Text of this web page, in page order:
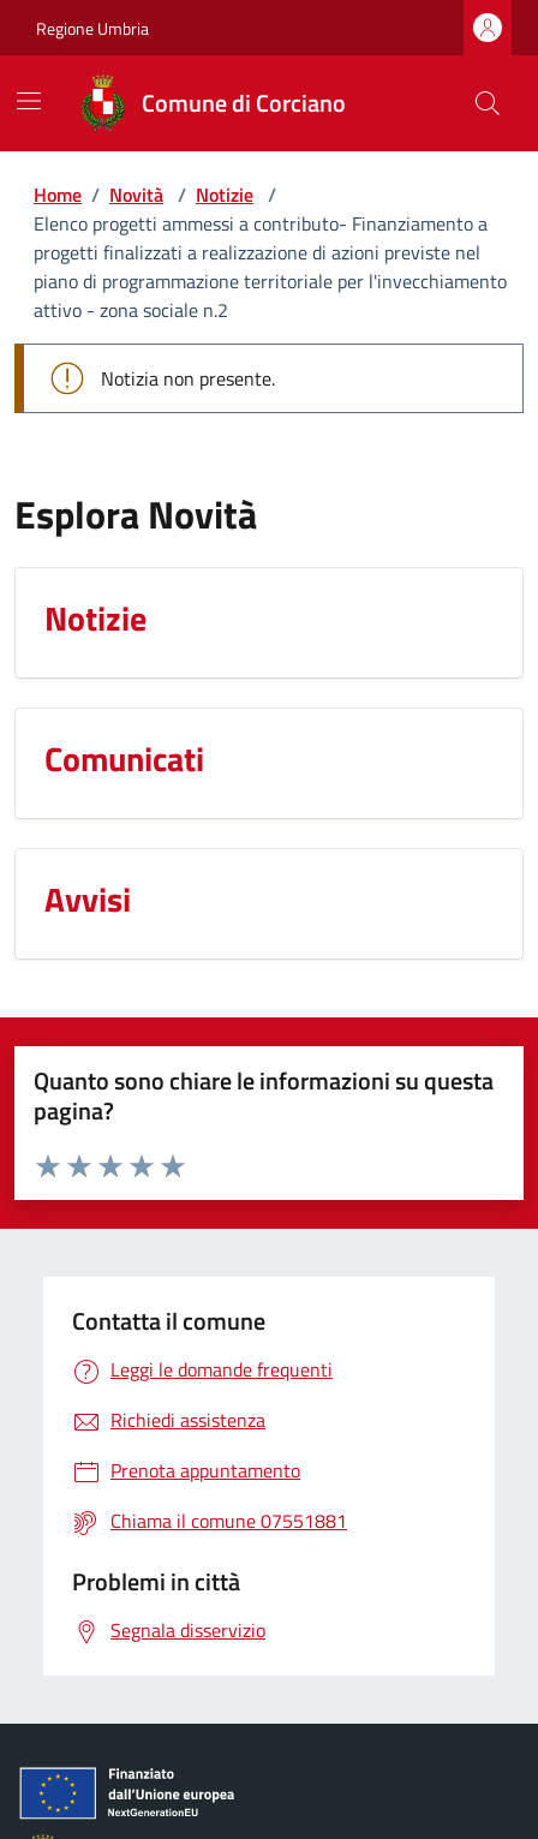
Regione Umbria
Comune di Corciano
Home / Novità / Notizie /
Elenco progetti ammessi a contributo- Finanziamento a
progetti finalizzati a realizzazione di azioni previste nel
piano di programmazione territoriale per l'invecchiamento
attivo - zona sociale n.2
Notizia non presente.
Esplora Novità
Notizie
Comunicati
Avvisi
Quanto sono chiare le informazioni su questa
pagina?
Valuta da 1 a 5 stelle la pagina
Valuta 5 stelle su 5
Valuta 4 stelle su 5
Valuta 3 stelle su 5
Valuta 2 stelle su 5
Valuta 1 stelle su 5
Contatta il comune
Leggi le domande frequenti
Richiedi assistenza
Prenota appuntamento
Chiama il comune 07551881
Problemi in città
Segnala disservizio